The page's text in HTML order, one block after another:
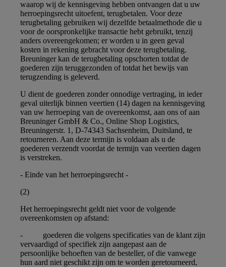
waarop wij de kennisgeving hebben ontvangen dat u uw
herroepingsrecht uitoefent, terugbetalen. Voor deze
terugbetaling gebruiken wij dezelfde betaalmethode die u
voor de oorspronkelijke transactie hebt gebruikt, tenzij
anders overeengekomen; er worden u in geen geval
kosten in rekening gebracht voor deze terugbetaling.
Breuninger kan de terugbetaling opschorten totdat de
goederen zijn teruggezonden of totdat het bewijs van
terugzending is geleverd.
U dient de goederen zonder onnodige vertraging, in ieder
geval uiterlijk binnen veertien (14) dagen na kennisgeving
van uw herroeping van de overeenkomst, aan ons of aan
Breuninger GmbH & Co., Online Shop Logistics,
Breuningerstr. 1, D-74343 Sachsenheim, Duitsland, te
retourneren. Aan deze termijn is voldaan als u de
goederen verzendt voordat de termijn van veertien dagen
is verstreken.
- Einde van het herroepingsrecht -
(2)
Het herroepingsrecht geldt niet voor de volgende
overeenkomsten op afstand:
- goederen die volgens specificaties van de klant zijn
vervaardigd of specifiek zijn aangepast aan de
persoonlijke behoeften van de besteller, of die vanwege
hun aard niet geschikt zijn om te worden geretourneerd,